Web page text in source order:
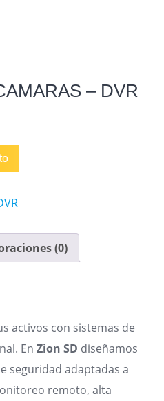
– DVR
(0)
activos con sistemas de
En Zion SD diseñamos
seguridad adaptadas a
remoto, alta